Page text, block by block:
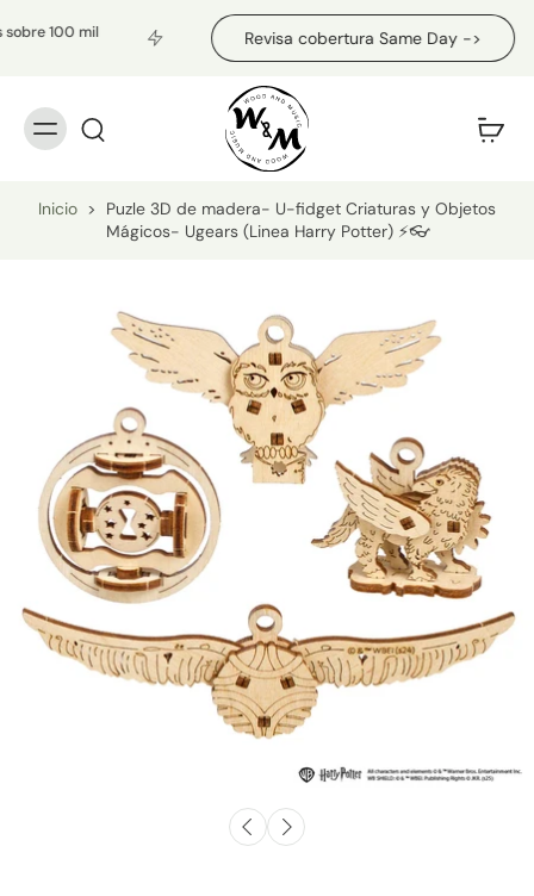
100 mil Revisa cobertura Same Day ->
Inicio >
Puzle 3D de madera- U-fidget Criaturas y Objetos
Mágicos- Ugears (Linea Harry Potter) ⚡👓